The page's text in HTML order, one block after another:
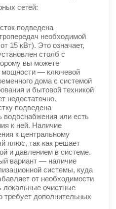
сетей:
подведена
необходимой
15 кВт). Это означает,
столб с
вы можете
мощности — ключевой
дома с системой
и бытовой техникой
недостаточно.
подведена
водоснабжения или есть
к ней. Наличие
к центральному
плюс, так как решает
и давлением в системе.
вариант — наличие
системы, куда
от необходимости
локальные очистные
требует дополнительных